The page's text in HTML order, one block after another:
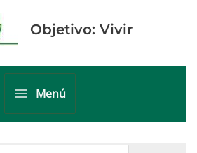
Objetivo: Vivir
Main
Menu
Menú